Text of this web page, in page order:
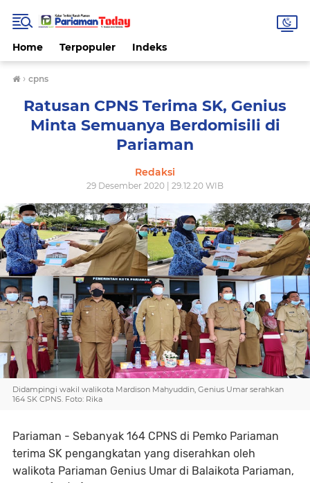
Home Terpopuler Indeks
› cpns
Ratusan CPNS Terima SK, Genius
Minta Semuanya Berdomisili di
Pariaman
Redaksi
29 Desember 2020 | 29.12.20 WIB
Didampingi wakil walikota Mardison Mahyuddin, Genius Umar serahkan
164 SK CPNS. Foto: Rika
Pariaman - Sebanyak 164 CPNS di Pemko Pariaman
terima SK pengangkatan yang diserahkan oleh
walikota Pariaman Genius Umar di Balaikota Pariaman,